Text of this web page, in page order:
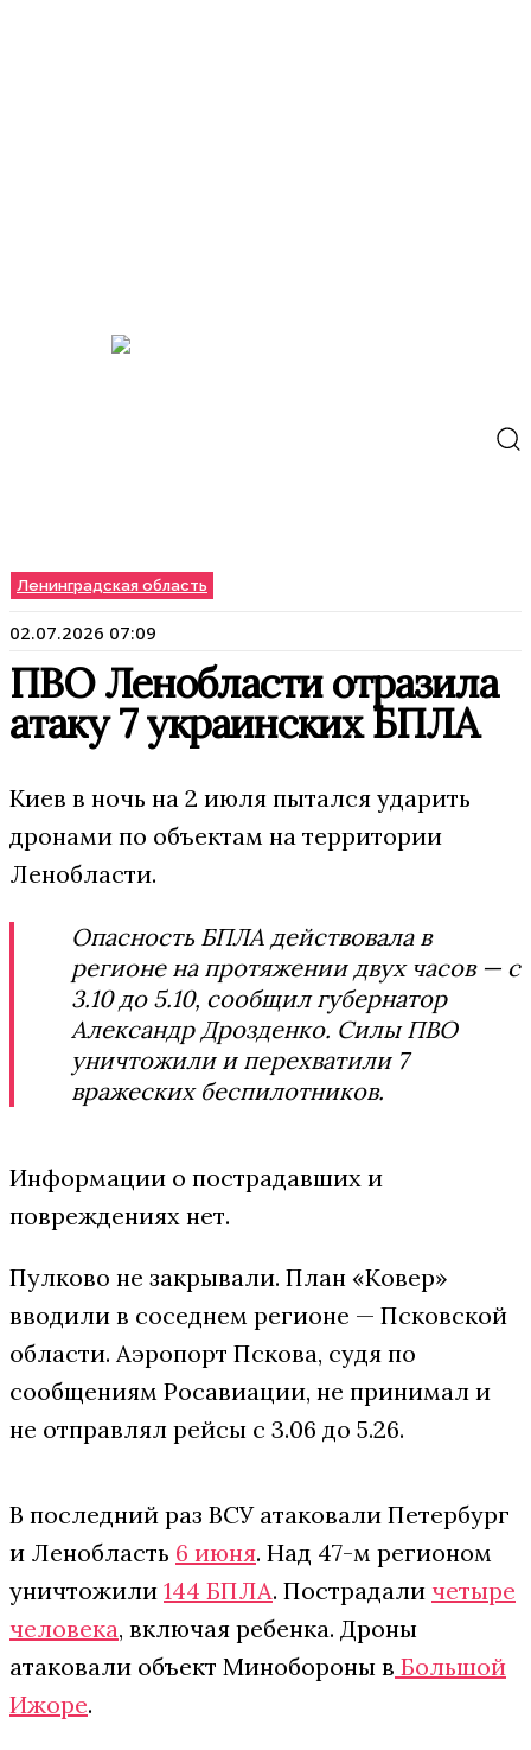
Ленинградская область
02.07.2026 07:09
ПВО Ленобласти отразила
атаку 7 украинских БПЛА
Киев в ночь на 2 июля пытался ударить
дронами по объектам на территории
Ленобласти.
Опасность БПЛА действовала в
регионе на протяжении двух часов — с
3.10 до 5.10, сообщил губернатор
Александр Дрозденко. Силы ПВО
уничтожили и перехватили 7
вражеских беспилотников.
Информации о пострадавших и
повреждениях нет.
Пулково не закрывали. План «Ковер»
вводили в соседнем регионе — Псковской
области. Аэропорт Пскова, судя по
сообщениям Росавиации, не принимал и
не отправлял рейсы с 3.06 до 5.26.
В последний раз ВСУ атаковали Петербург
и Ленобласть 6 июня. Над 47-м регионом
уничтожили 144 БПЛА. Пострадали четыре
человека, включая ребенка. Дроны
атаковали объект Минобороны в Большой
Ижоре.